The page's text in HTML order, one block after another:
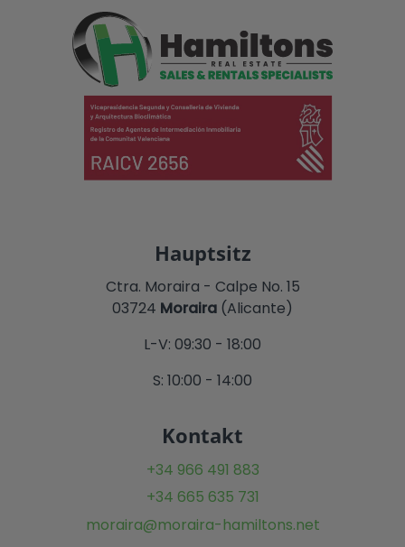
Hauptsitz
Ctra. Moraira - Calpe No. 15
03724 Moraira (Alicante)
L-V: 09:30 - 18:00
S: 10:00 - 14:00
Kontakt
+34 966 491 883
+34 665 635 731
moraira@moraira-hamiltons.net